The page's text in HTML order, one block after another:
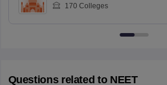
170 Colleges
Questions related to NEET